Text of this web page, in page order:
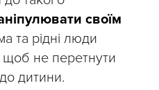
своїм
та рідні люди
не перетнути
дитини.